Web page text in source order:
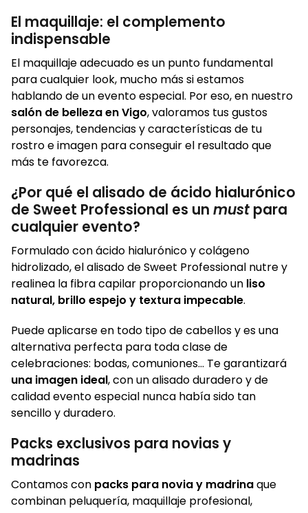
El maquillaje: el complemento
indispensable
El maquillaje adecuado es un punto fundamental
para cualquier look, mucho más si estamos
hablando de un evento especial. Por eso, en nuestro
salón de belleza en Vigo, valoramos tus gustos
personajes, tendencias y características de tu
rostro e imagen para conseguir el resultado que
más te favorezca.
¿Por qué el alisado de ácido hialurónico
de Sweet Professional es un must para
cualquier evento?
Formulado con ácido hialurónico y colágeno
hidrolizado, el alisado de Sweet Professional nutre y
realinea la fibra capilar proporcionando un liso
natural, brillo espejo y textura impecable.
Puede aplicarse en todo tipo de cabellos y es una
alternativa perfecta para toda clase de
celebraciones: bodas, comuniones… Te garantizará
una imagen ideal, con un alisado duradero y de
calidad evento especial nunca había sido tan
sencillo y duradero.
Packs exclusivos para novias y
madrinas
Contamos con packs para novia y madrinaque
combinan peluquería, maquillaje profesional,